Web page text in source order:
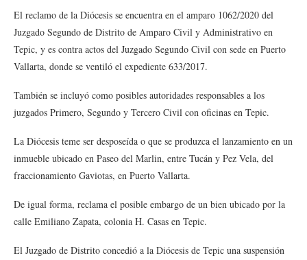
El reclamo de la Diócesis se encuentra en el amparo 1062/2020 del
Juzgado Segundo de Distrito de Amparo Civil y Administrativo en
Tepic, y es contra actos del Juzgado Segundo Civil con sede en Puerto
Vallarta, donde se ventiló el expediente 633/2017.
También se incluyó como posibles autoridades responsables a los
juzgados Primero, Segundo y Tercero Civil con oficinas en Tepic.
La Diócesis teme ser desposeída o que se produzca el lanzamiento en un
inmueble ubicado en Paseo del Marlin, entre Tucán y Pez Vela, del
fraccionamiento Gaviotas, en Puerto Vallarta.
De igual forma, reclama el posible embargo de un bien ubicado por la
calle Emiliano Zapata, colonia H. Casas en Tepic.
El Juzgado de Distrito concedió a la Diócesis de Tepic una suspensión